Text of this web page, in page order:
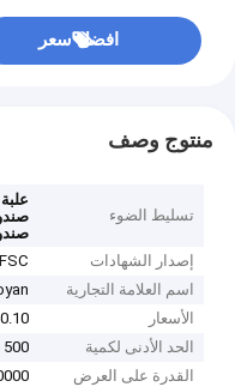
افضل سعر
منتوج وصف
تسليط الضوء
إصدار الشهادات
اسم العلامة التجارية
الأسعار
$2.90/pieces
الحد الأدنى لكمية
500 قطعة
القدرة على العرض